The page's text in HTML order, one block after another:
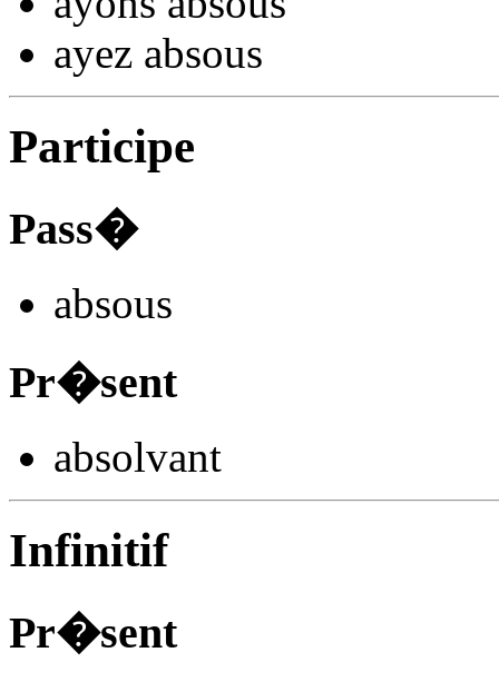
ayez absous
Participe
Pass�
absous
Pr�sent
absolvant
Infinitif
Pr�sent